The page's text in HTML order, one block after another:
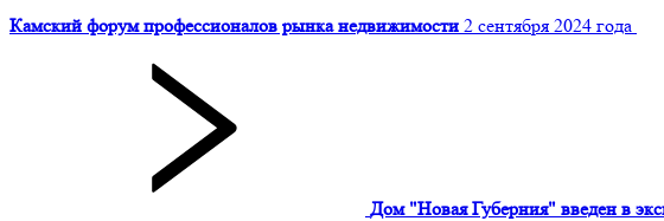
Камский форум профессионалов рынка недвижимости 2 сентября 2024 года
Дом "Новая Губерния" введен в